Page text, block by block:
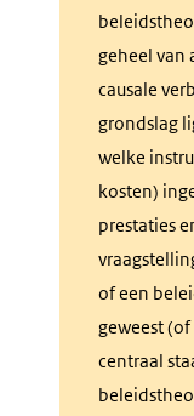
geheel van
causale
grondslag
welke
kosten)
prestaties
of een
geweest
centraal